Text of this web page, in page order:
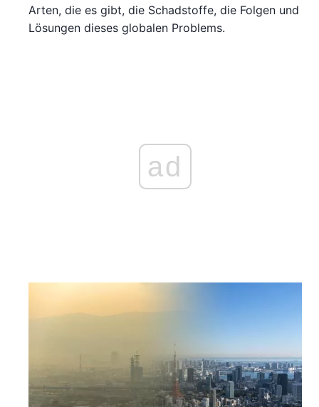
Arten, die es gibt, die Schadstoffe, die Folgen und
Lösungen dieses globalen Problems.
ad